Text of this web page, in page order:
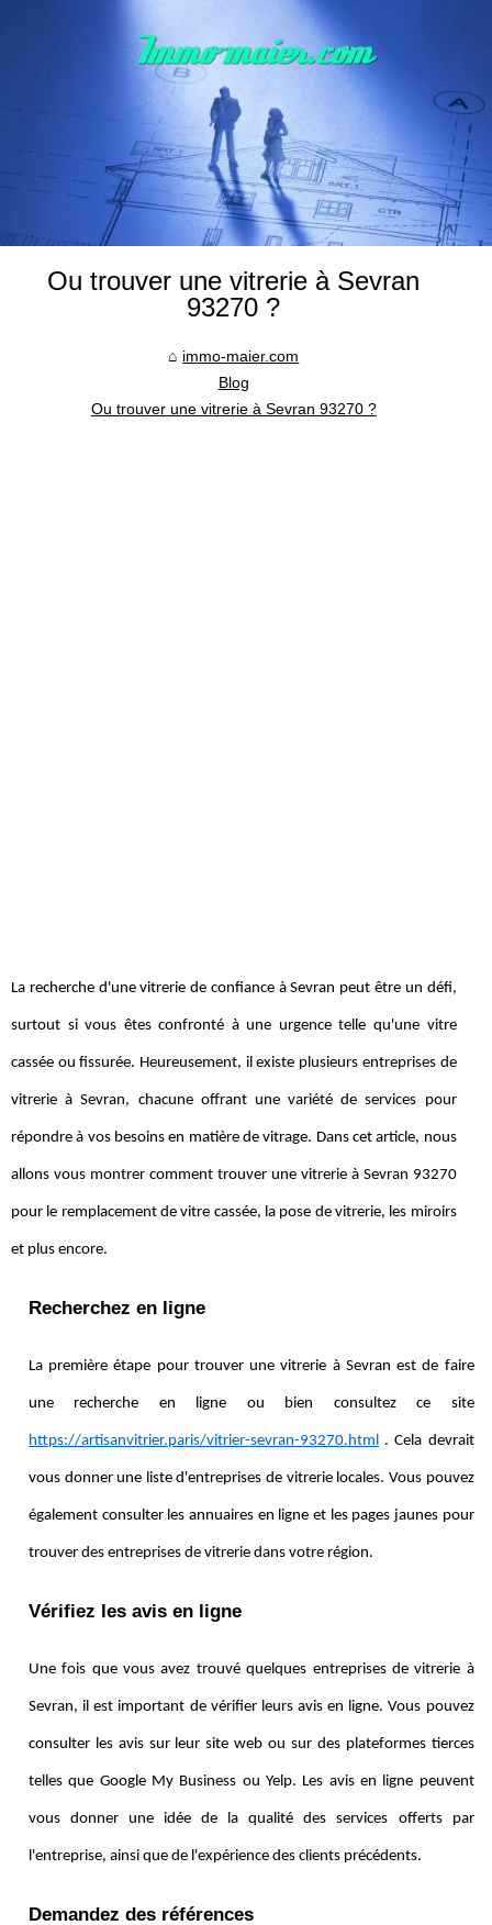
Ou trouver une vitrerie à Sevran
93270 ?
immo-maier.com
Blog
Ou trouver une vitrerie à Sevran 93270 ?
La recherche d'une vitrerie de confiance à Sevran peut être un défi,
surtout si vous êtes confronté à une urgence telle qu'une vitre
cassée ou fissurée. Heureusement, il existe plusieurs entreprises de
vitrerie à Sevran, chacune offrant une variété de services pour
répondre à vos besoins en matière de vitrage. Dans cet article, nous
allons vous montrer comment trouver une vitrerie à Sevran 93270
pour le remplacement de vitre cassée, la pose de vitrerie, les miroirs
et plus encore.
Recherchez en ligne
La première étape pour trouver une vitrerie à Sevran est de faire
une recherche en ligne ou bien consultez ce site
https://artisanvitrier.paris/vitrier-sevran-93270.html . Cela devrait
vous donner une liste d'entreprises de vitrerie locales. Vous pouvez
également consulter les annuaires en ligne et les pages jaunes pour
trouver des entreprises de vitrerie dans votre région.
Vérifiez les avis en ligne
Une fois que vous avez trouvé quelques entreprises de vitrerie à
Sevran, il est important de vérifier leurs avis en ligne. Vous pouvez
consulter les avis sur leur site web ou sur des plateformes tierces
telles que Google My Business ou Yelp. Les avis en ligne peuvent
vous donner une idée de la qualité des services offerts par
l'entreprise, ainsi que de l'expérience des clients précédents.
Demandez des références